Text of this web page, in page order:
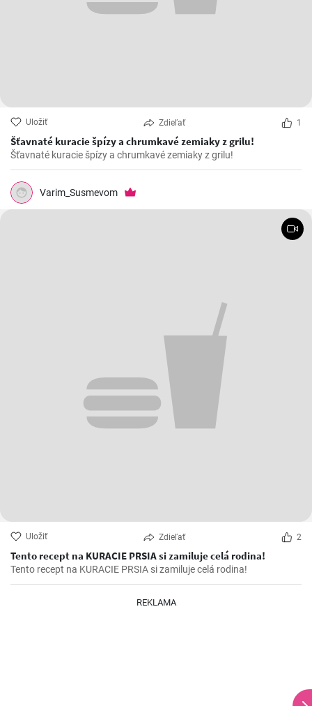
Uložiť Zdieľať 1
Šťavnaté kuracie špízy a chrumkavé zemiaky z grilu!
Šťavnaté kuracie špízy a chrumkavé zemiaky z grilu!
Varim_Susmevom
Uložiť Zdieľať 2
Tento recept na KURACIE PRSIA si zamiluje celá rodina!
Tento recept na KURACIE PRSIA si zamiluje celá rodina!
REKLAMA